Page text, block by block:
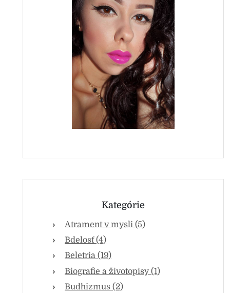
Kategórie
Atrament v mysli (5)
Bdelosť (4)
Beletria (19)
Biografie a životopisy (1)
Budhizmus (2)